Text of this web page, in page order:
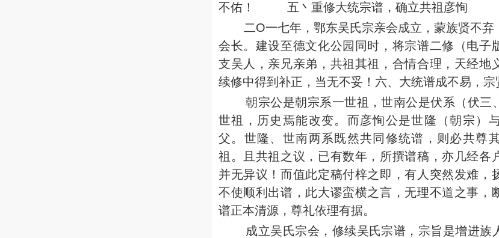
不佑！
五丶重修大统宗谱，确立共祖彦恂
二O一七年，鄂东吴氏宗亲会成立，蒙族贤不弃
会长。建设至德文化公园同时，将宗谱二修（电子
支吴人，亲兄亲弟，共祖其祖，合情合理，天经地
续修中得到补正，当无不妥！六、大统谱成不易，宗
朝宗公是朝宗系一世祖，世南公是伏系（伏三
世祖，历史焉能改变。而彦恂公是世隆（朝宗）
父。世隆、世南两系既然共同修统谱，则必共尊
祖。且共祖之议，已有数年，所撰谱稿，亦几经各
并无异议！而值此定稿付梓之即，有人突然发难，
不使顺利出谱，此大谬蛮横之言，无理不道之事，
谱正本清源，尊礼依理有据。
成立吴氏宗会，修续吴氏宗谱，宗旨是增进族